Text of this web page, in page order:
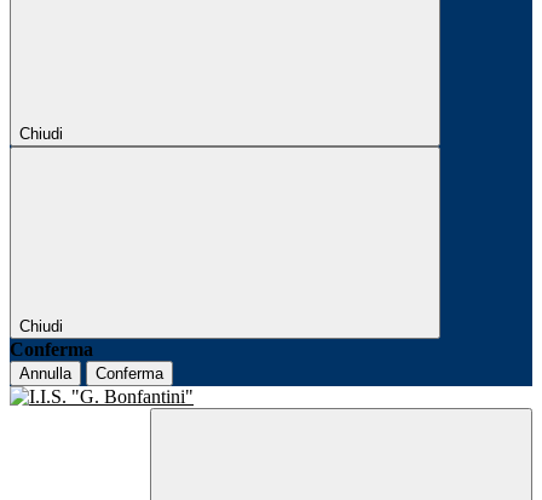
Chiudi
Chiudi
Conferma
Annulla Conferma